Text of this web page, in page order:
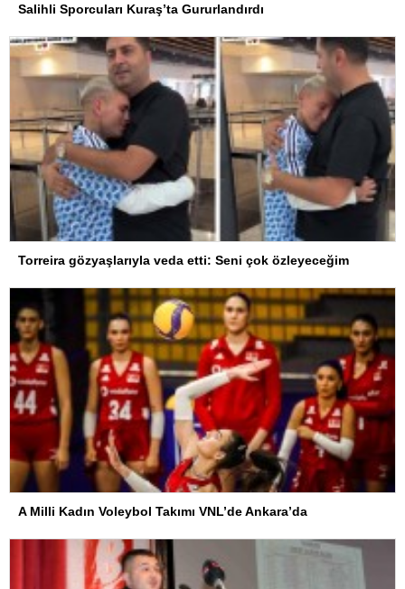
Salihli Sporcuları Kuraş’ta Gururlandırdı
Torreira gözyaşlarıyla veda etti: Seni çok özleyeceğim
A Milli Kadın Voleybol Takımı VNL’de Ankara’da